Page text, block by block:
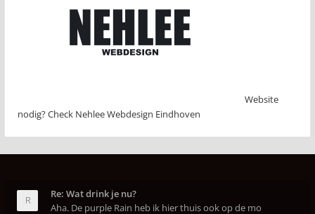
Website
nodig? Check Nehlee Webdesign Eindhoven
Re: Wat drink je nu?
Aha. De purple Rain heb ik hier thuis ook op de mo